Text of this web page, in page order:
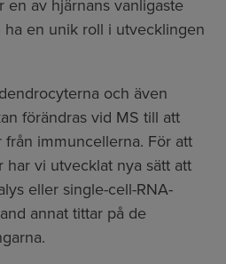
av hjärnans vanligaste
en unik roll i utvecklingen
och även
förändras vid MS till att
från immuncellerna. För att
har vi utvecklat nya sätt att
eller single-cell-RNA-
annat tittar på de